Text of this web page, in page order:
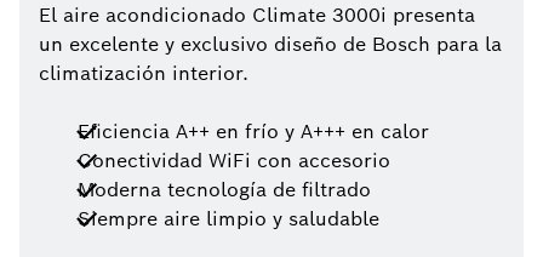
El aire acondicionado Climate 3000i presenta
un excelente y exclusivo diseño de Bosch para la
climatización interior.
Eficiencia A++ en frío y A+++ en calor
Conectividad WiFi con accesorio
Moderna tecnología de filtrado
Siempre aire limpio y saludable